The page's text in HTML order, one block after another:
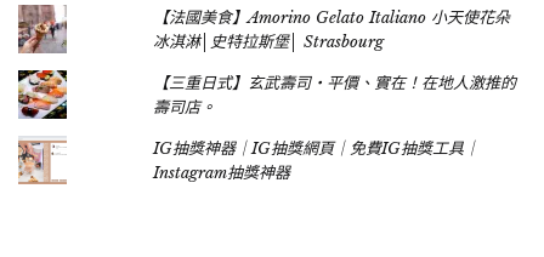
【法國美食】Amorino Gelato Italiano 小天使花朵
冰淇淋│史特拉斯堡│ Strasbourg
【三重日式】玄武壽司‧平價、實在！在地人激推的
壽司店。
IG抽獎神器｜IG抽獎網頁｜免費IG抽獎工具｜
Instagram抽獎神器